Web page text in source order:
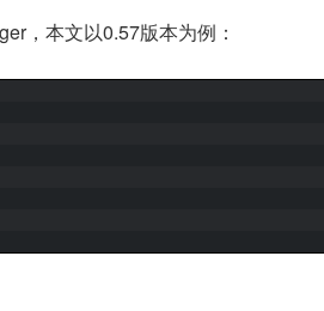
，本文以0.57版本为例：